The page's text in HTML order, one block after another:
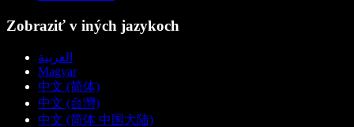
Zobraziť v iných jazykoch
العربية
Magyar
中文 (简体)
中文 (台灣)
中文 (简体 中国大陆)